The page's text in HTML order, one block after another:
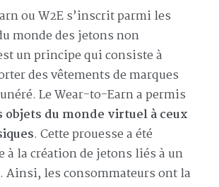
ou W2E s’inscrit parmi les
monde des jetons non
un principe qui consiste à
des vêtements de marques
Le Wear-to-Earn a permis
objets du monde virtuelà ceux
. Cette prouesse a été
à la création de jetons liés à un
Ainsi, les consommateurs ont la